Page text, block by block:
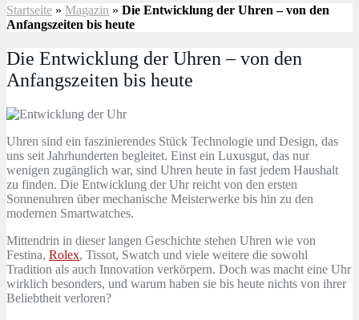
Startseite » Magazin » Die Entwicklung der Uhren – von den
Anfangszeiten bis heute
Die Entwicklung der Uhren – von den
Anfangszeiten bis heute
Uhren sind ein faszinierendes Stück Technologie und Design, das
uns seit Jahrhunderten begleitet. Einst ein Luxusgut, das nur
wenigen zugänglich war, sind Uhren heute in fast jedem Haushalt
zu finden. Die Entwicklung der Uhr reicht von den ersten
Sonnenuhren über mechanische Meisterwerke bis hin zu den
modernen Smartwatches.
Mittendrin in dieser langen Geschichte stehen Uhren wie von
Festina, Rolex, Tissot, Swatch und viele weitere die sowohl
Tradition als auch Innovation verkörpern. Doch was macht eine Uhr
wirklich besonders, und warum haben sie bis heute nichts von ihrer
Beliebtheit verloren?